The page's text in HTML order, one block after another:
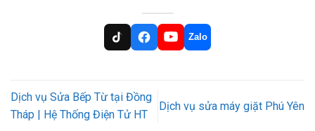
Zalo
Dịch vụ Sửa Bếp Từ tại Đồng
Tháp | Hệ Thống Điện Tử HT
Dịch vụ sửa máy giặt Phú Yên